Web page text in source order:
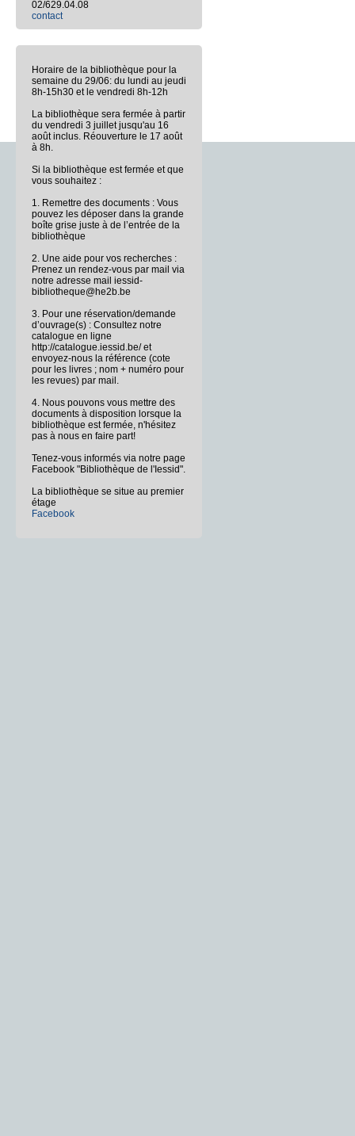
02/629.04.08
contact
Horaire de la bibliothèque pour la
semaine du 29/06: du lundi au jeudi
8h-15h30 et le vendredi 8h-12h
La bibliothèque sera fermée à partir
du vendredi 3 juillet jusqu'au 16
août inclus. Réouverture le 17 août
à 8h.
Si la bibliothèque est fermée et que
vous souhaitez :
1. Remettre des documents : Vous
pouvez les déposer dans la grande
boîte grise juste à de l’entrée de la
bibliothèque
2. Une aide pour vos recherches :
Prenez un rendez-vous par mail via
notre adresse mail iessid-
bibliotheque@he2b.be
3. Pour une réservation/demande
d’ouvrage(s) : Consultez notre
catalogue en ligne
http://catalogue.iessid.be/ et
envoyez-nous la référence (cote
pour les livres ; nom + numéro pour
les revues) par mail.
4. Nous pouvons vous mettre des
documents à disposition lorsque la
bibliothèque est fermée, n'hésitez
pas à nous en faire part!
Tenez-vous informés via notre page
Facebook "Bibliothèque de l'Iessid".
La bibliothèque se situe au premier
étage
Facebook